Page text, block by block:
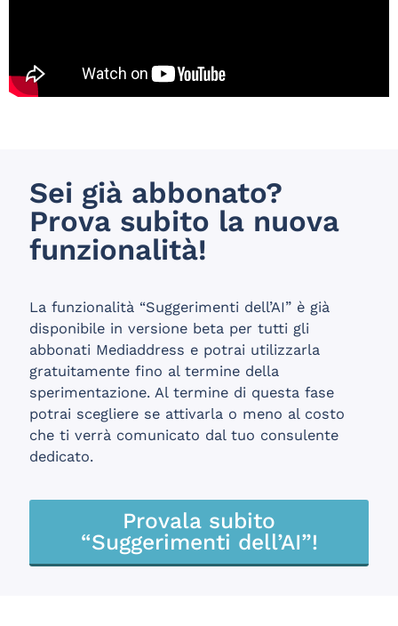
Sei già abbonato?
Prova subito la nuova
funzionalità!
La funzionalità “Suggerimenti dell’AI” è già
disponibile in versione beta per tutti gli
abbonati Mediaddress e potrai utilizzarla
gratuitamente fino al termine della
sperimentazione. Al termine di questa fase
potrai scegliere se attivarla o meno al costo
che ti verrà comunicato dal tuo consulente
dedicato.
Provala subito
“Suggerimenti dell’AI”!